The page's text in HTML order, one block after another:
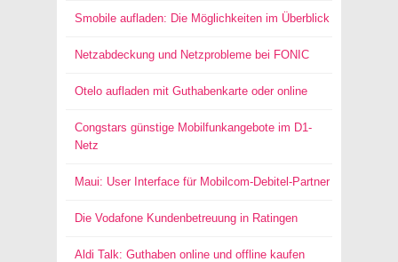
Smobile aufladen: Die Möglichkeiten im Überblick
Netzabdeckung und Netzprobleme bei FONIC
Otelo aufladen mit Guthabenkarte oder online
Congstars günstige Mobilfunkangebote im D1-
Netz
Maui: User Interface für Mobilcom-Debitel-Partner
Die Vodafone Kundenbetreuung in Ratingen
Aldi Talk: Guthaben online und offline kaufen